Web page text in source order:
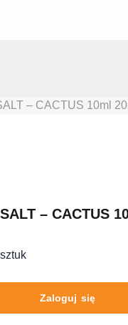
– CACTUS
Zaloguj się